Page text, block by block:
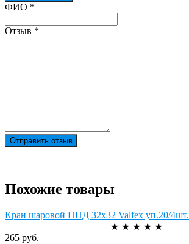
Ваш отзыв был отправлен!
ФИО *
Отзыв *
Отправить отзыв
Похожие товары
Кран шаровой ПНД 32х32 Valfex уп.20/4шт.
★ ★ ★ ★ ★
265 руб.